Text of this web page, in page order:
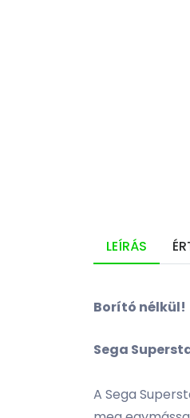
LEÍRÁS
Borító nélkül!
Sega
A Sega